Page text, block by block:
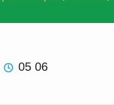
05 06